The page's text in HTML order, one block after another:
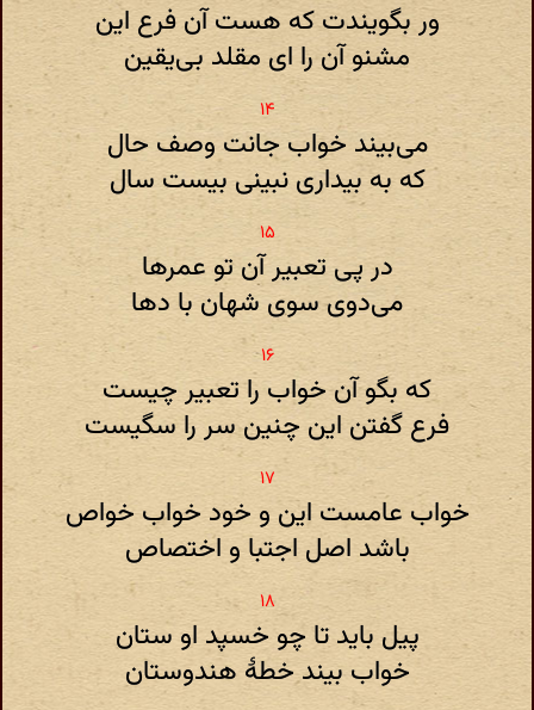
ور بگویندت که هست آن فرع این
مشنو آن را ای مقلد بی‌یقین
می‌بیند خواب جانت وصف حال
که به بیداری نبینی بیست سال
در پی تعبیر آن تو عمرها
می‌دوی سوی شهان با دها
که بگو آن خواب را تعبیر چیست
فرع گفتن این چنین سر را سگیست
خواب عامست این و خود خواب خواص
باشد اصل اجتبا و اختصاص
پیل باید تا چو خسپد او ستان
خواب بیند خطهٔ هندوستان